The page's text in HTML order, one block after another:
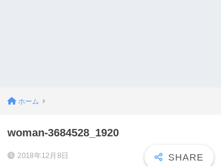
ホーム
woman-3684528_1920
2018年12月8日